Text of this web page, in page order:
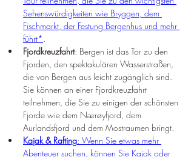
Sehenswürdigkeiten wie Bryggen, dem
Fischmarkt, der Festung Bergenhus und mehr
führt*
Fjordkreuzfahrt: Bergen ist das Tor zu den
Fjorden, den spektakulären Wasserstraßen,
die von Bergen aus leicht zugänglich sind.
Sie können an einer Fjordkreuzfahrt
teilnehmen, die Sie zu einigen der schönsten
Fjorde wie dem Nærøyfjord, dem
Aurlandsfjord und dem Mostraumen bringt.
Kajak & Rafting: Wenn Sie etwas mehr
Abenteuer suchen, können Sie Kajak oder